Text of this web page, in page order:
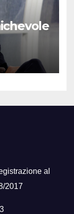
al
2017